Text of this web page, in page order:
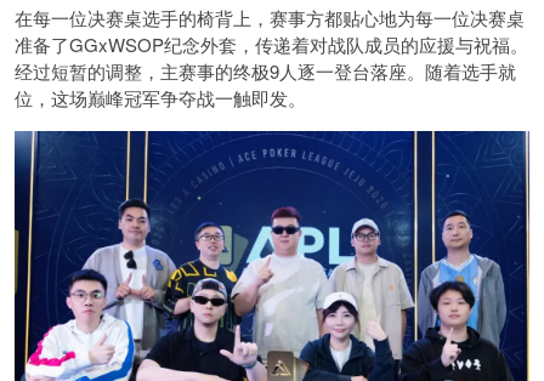
在每一位决赛桌选手的椅背上，赛事方都贴心地为每一位决赛桌
准备了GGxWSOP纪念外套，传递着对战队成员的应援与祝福。
经过短暂的调整，主赛事的终极9人逐一登台落座。随着选手就
位，这场巅峰冠军争夺战一触即发。